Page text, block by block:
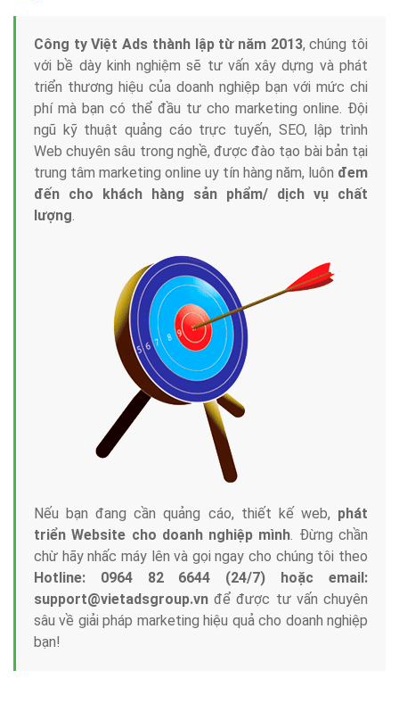
Công ty Việt Ads thành lập từ năm 2013, chúng tôi
với bề dày kinh nghiệm sẽ tư vấn xây dựng và phát
triển thương hiệu của doanh nghiệp bạn với mức chi
phí mà bạn có thể đầu tư cho marketing online. Đội
ngũ kỹ thuật quảng cáo trực tuyến, SEO, lập trình
Web chuyên sâu trong nghề, được đào tạo bài bản tại
trung tâm marketing online uy tín hàng năm, luôn đem
đến cho khách hàng sản phẩm/ dịch vụ chất
lượng.
Nếu bạn đang cần quảng cáo, thiết kế web, phát
triển Website cho doanh nghiệp mình. Đừng chần
chừ hãy nhấc máy lên và gọi ngay cho chúng tôi theo
Hotline: 0964 82 6644 (24/7) hoặc email:
support@vietadsgroup.vn để được tư vấn chuyên
sâu về giải pháp marketing hiệu quả cho doanh nghiệp
bạn!